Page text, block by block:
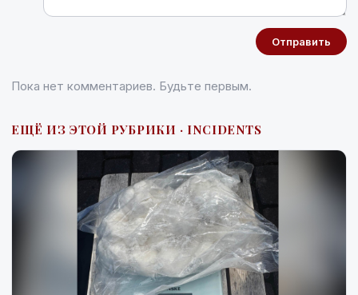
Отправить
Пока нет комментариев. Будьте первым.
ЕЩЁ ИЗ ЭТОЙ РУБРИКИ · INCIDENTS